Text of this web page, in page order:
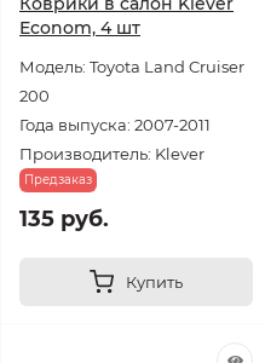
Econom, 4 шт
Модель: Toyota Land Cruiser
200
Года выпуска: 2007-2011
Производитель: Klever
Предзаказ
135 руб.
Купить